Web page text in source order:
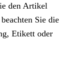
den Artikel
Sie die
Etikett oder